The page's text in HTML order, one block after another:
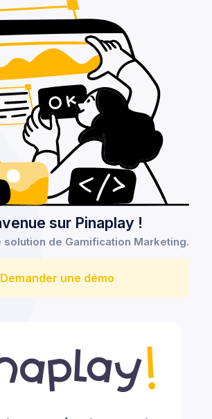
sur Pinaplay !
solution de Gamification Marketing.
Demander une démo